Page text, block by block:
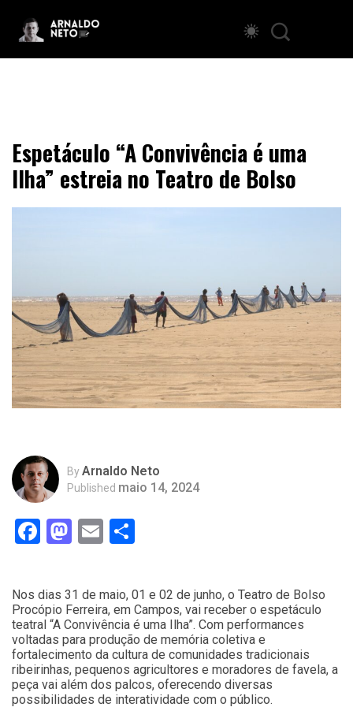
Espetáculo “A Convivência é uma
Ilha” estreia no Teatro de Bolso
ByArnaldo Neto
Published maio 14, 2024
Facebook
Mastodon
Email
Nos dias 31 de maio, 01 e 02 de junho, o Teatro de Bolso
Procópio Ferreira, em Campos, vai receber o espetáculo
teatral “A Convivência é uma Ilha”. Com performances
voltadas para produção de memória coletiva e
fortalecimento da cultura de comunidades tradicionais
ribeirinhas, pequenos agricultores e moradores de favela, a
peça vai além dos palcos, oferecendo diversas
possibilidades de interatividade com o público.